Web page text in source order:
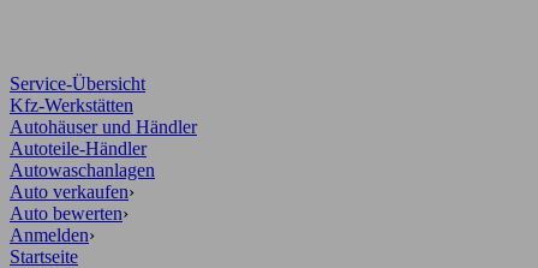
Service-Übersicht
Kfz-Werkstätten
Autohäuser und Händler
Autoteile-Händler
Autowaschanlagen
Auto verkaufen›
Auto bewerten›
Anmelden›
Startseite